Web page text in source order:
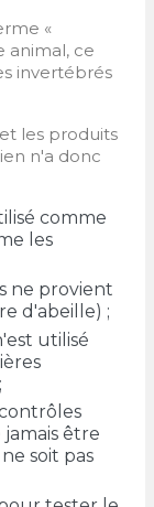
«
animal, ce
invertébrés
les produits
n'a donc
comme
les
ne provient
d'abeille) ;
utilisé
être
soit pas